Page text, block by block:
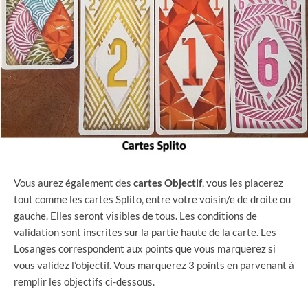
Vous aurez également des cartes Objectif, vous les placerez
tout comme les cartes Splito, entre votre voisin/e de droite ou
gauche. Elles seront visibles de tous. Les conditions de
validation sont inscrites sur la partie haute de la carte. Les
Losanges correspondent aux points que vous marquerez si
vous validez l’objectif. Vous marquerez 3 points en parvenant à
remplir les objectifs ci-dessous.